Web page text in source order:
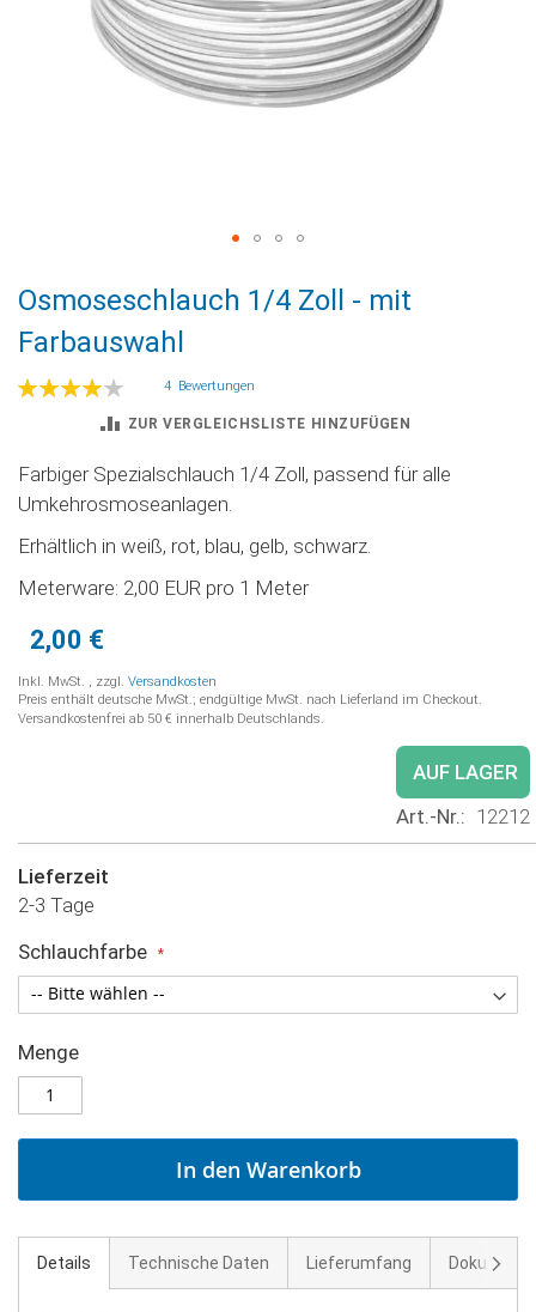
Anfang
der
Bildgalerie
springen
Osmoseschlauch 1/4 Zoll - mit
Farbauswahl
Bewertung:
4 Bewertungen
ZUR VERGLEICHSLISTE HINZUFÜGEN
Farbiger Spezialschlauch 1/4 Zoll, passend für alle
Umkehrosmoseanlagen.
Erhältlich in weiß, rot, blau, gelb, schwarz.
Meterware: 2,00 EUR pro 1 Meter
2,00 €
Inkl. MwSt. , zzgl. Versandkosten
Preis enthält deutsche MwSt.; endgültige MwSt. nach Lieferland im Checkout.
Versandkostenfrei ab 50 € innerhalb Deutschlands.
AUF LAGER
Art.-Nr.
12212
Lieferzeit
2-3 Tage
Schlauchfarbe
Menge
In den Warenkorb
Details Technische Daten Lieferumfang